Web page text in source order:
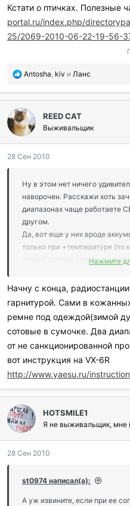
Кстати о птичках. Полезные
portal.ru/index.php/
25/2069-2010-06-22-19-56-
П
б
а
г
о
а
и
:
Antosha, kiv и Ланс
REED CAT
Выживальщик
28 Сен 2010
Ну в этом нет ничего
наворочен. Расскажи хоть
диапазонах чаще работаете
другом.
Да, вот еще у них вроде
только при +температуре
точно), спроси спецовНажмите
Начну с конца,
гарнитурой. Сами в
ремне под одеждой(зимой
сотовые в сумочке. Два
от не санкционированной
вот инструкция на VX-6R
http://www.yaesu.ru/
HOTSMILE1
Я не выживальщик, мне
28 Сен 2010
st0974 написал(а):
А уж извините, если при ее